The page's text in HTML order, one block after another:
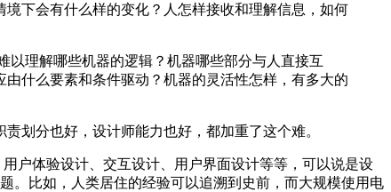
下会有什么样的变化？人怎样接收和理解信息，如何
以理解哪些机器的逻辑？机器哪些部分与人直接互
什么要素和条件驱动？机器的灵活性怎样，有多大的
划分也好，设计师能力也好，都加重了这个难。
户体验设计、交互设计、用户界面设计等等，可以说是设
。比如，人类居住的经验可以追溯到史前，而大规模使用电